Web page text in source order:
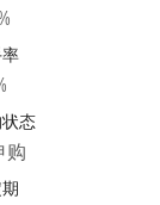
态
购